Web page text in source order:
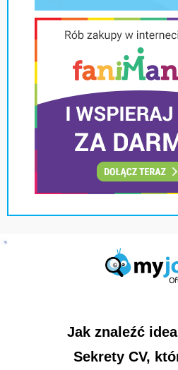
Jak znaleźć
Sekrety CV,